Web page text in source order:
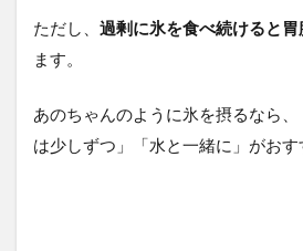
ただし、 過剰に氷を食べ続けると胃
ます。
あのちゃんのように氷を摂るなら
は少しずつ」「水と一緒に」がおす